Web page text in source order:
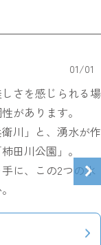
01/01
さを感じられる場
があります。
川」と、湧水が作
田川公園」。
に、この2つの水